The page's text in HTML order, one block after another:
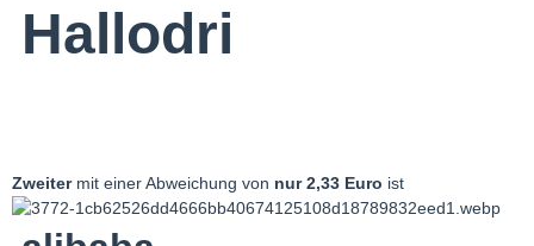
Hallodri
Zweiter mit einer Abweichung von nur 2,33 Euro ist